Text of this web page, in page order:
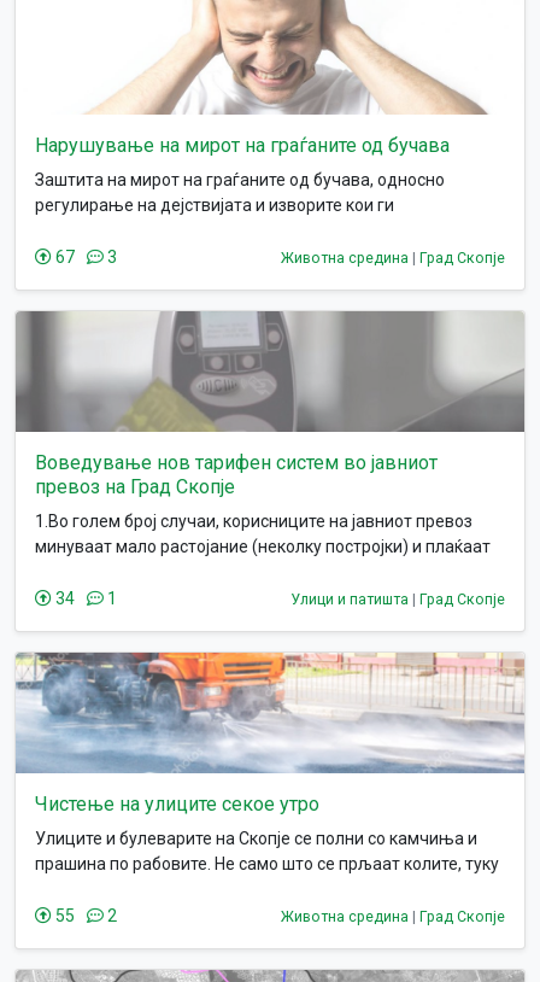
дали нашите идни генерации се запознаети со основите
на животот и од каде всушност доага големиот дел на
нашата храна?
Нарушување на мирот на граѓаните од бучава
Заштита на мирот на граѓаните од бучава, односно
регулирање на дејствијата и изворите кои ги
која е предизвикана од најразлични извори на бучава.
излезат на улица "моторџиите". Со полицискиот час кој
беше на сила изминатава година, а и во моментов,
делумно е регулирано или намалено ова "дивеење".
Меѓутоа во летниот период што ни претстои со сигурност
повторно ќе се зголеми нивното движење. Тука би ја
споменал и бучавата од верските објекти која воопшто не
е регулирана, а каде секојдневно по неколку пати се
надминуваат дозволените граници за нивото на бучава
во животна средина во населено место.
67 3 Животна средина | Град Скопје
Воведување нов тарифен систем во јавниот
превоз на Град Скопје
1.Во голем број случаи, корисниците на јавниот превоз
минуваат мало растојание (неколку постројки) и плаќаат
која се мотивирани да бараат друга алтернатива за
или повеќе билета за една дестинација. Зошто еден
корисник би платил повеќе доколку се вози во неколку
градски автобуси на ЈСП до крајната дестинација?
Патникот ја добива истата услуга практично, а плаќа
двојно бидејќи првичната карта не важи повеќе во
вториот автобус.
34 1 Улици и патишта | Град Скопје
Чистење на улиците секое утро
Улиците и булеварите на Скопје се полни со камчиња и
прашина по рабовите. Не само што се прљаат колите, туку
прашина во текот на денот. Да се исчитси прашината од
55 2 Животна средина | Град Скопје